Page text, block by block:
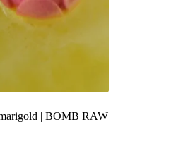
| BOMB RAW